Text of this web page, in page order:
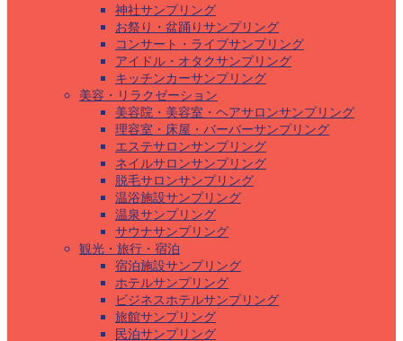
神社サンプリング
お祭り・盆踊りサンプリング
コンサート・ライブサンプリング
アイドル・オタクサンプリング
キッチンカーサンプリング
美容・リラクゼーション
美容院・美容室・ヘアサロンサンプリング
理容室・床屋・バーバーサンプリング
エステサロンサンプリング
ネイルサロンサンプリング
脱毛サロンサンプリング
温浴施設サンプリング
温泉サンプリング
サウナサンプリング
観光・旅行・宿泊
宿泊施設サンプリング
ホテルサンプリング
ビジネスホテルサンプリング
旅館サンプリング
民泊サンプリング